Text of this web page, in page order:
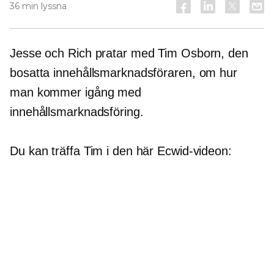
36 min lyssna
Jesse och Rich pratar med Tim Osborn, den
bosatta innehållsmarknadsföraren, om hur
man kommer igång med
innehållsmarknadsföring.
Du kan träffa Tim i den här Ecwid-videon: